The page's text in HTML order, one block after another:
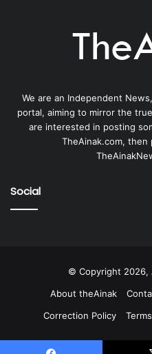
We are an Independent
portal, aiming to mirror the
are interested in posting
TheAinak.com,
Social
© Copyright 2026,
About theAinak
Correction Policy
Terms